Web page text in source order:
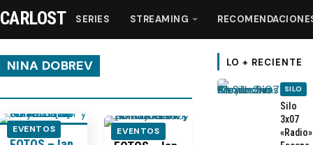
CARLOST SERIES STREAMING
NINA DOBREV
EVENTOS EVENTOS
LO + RECIENTE
SILO
Silo
3x07